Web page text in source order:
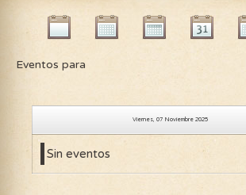
Eventos para
Viernes, 07 Noviembre 2025
Sin eventos